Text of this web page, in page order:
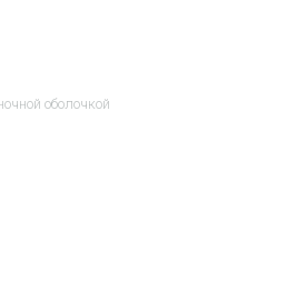
оболочкой